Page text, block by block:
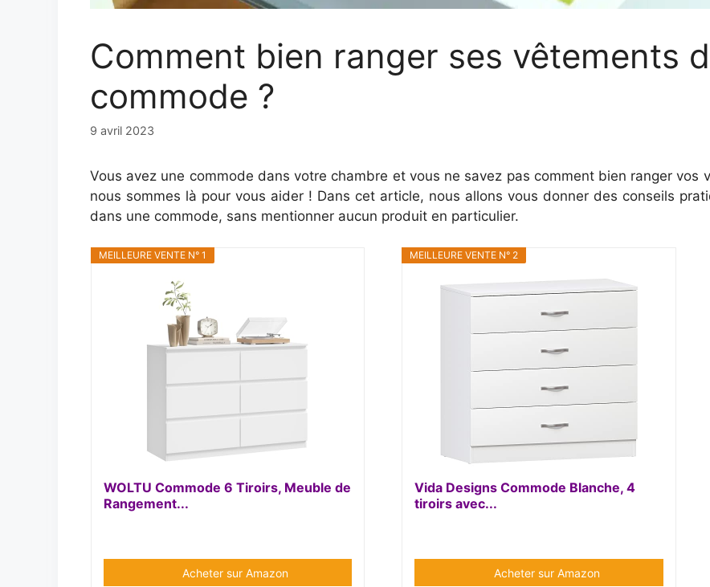
Comment bien ranger ses vêtements
commode ?
9 avril 2023
Vous avez une commode dans votre chambre et vous ne savez pas comment bien ranger vos
nous sommes là pour vous aider ! Dans cet article, nous allons vous donner des conseils
dans une commode, sans mentionner aucun produit en particulier.
MEILLEURE VENTE N° 1
WOLTU Commode 6 Tiroirs, Meuble de
Rangement...
Acheter sur Amazon
MEILLEURE VENTE N° 2
Vida Designs Commode Blanche, 4
tiroirs avec...
Acheter sur Amazon